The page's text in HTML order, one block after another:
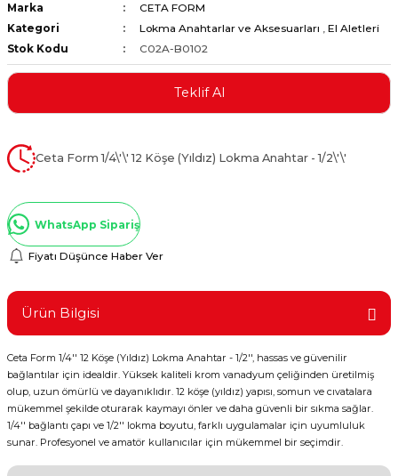
Kaplamalar
ve Penseler
Marka
CETA FORM
Kategori
Lokma Anahtarlar ve Aksesuarları , El Aletleri
Stok Kodu
C02A-B0102
Teklif Al
Ceta Form 1/4\'\' 12 Köşe (Yıldız) Lokma Anahtar - 1/2\'\'
WhatsApp Sipariş
Fiyatı Düşünce Haber Ver
Ürün Bilgisi
Ceta Form 1/4'' 12 Köşe (Yıldız) Lokma Anahtar - 1/2'', hassas ve güvenilir
bağlantılar için idealdir. Yüksek kaliteli krom vanadyum çeliğinden üretilmiş
olup, uzun ömürlü ve dayanıklıdır. 12 köşe (yıldız) yapısı, somun ve cıvatalara
mükemmel şekilde oturarak kaymayı önler ve daha güvenli bir sıkma sağlar.
1/4'' bağlantı çapı ve 1/2'' lokma boyutu, farklı uygulamalar için uyumluluk
sunar. Profesyonel ve amatör kullanıcılar için mükemmel bir seçimdir.